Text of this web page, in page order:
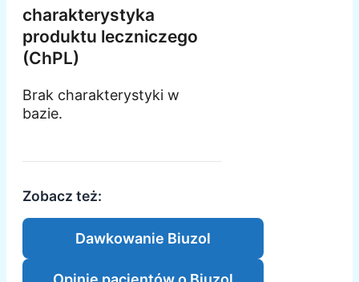
charakterystyka
produktu leczniczego
(ChPL)
Brak charakterystyki w
bazie.
Zobacz też:
Dawkowanie Biuzol